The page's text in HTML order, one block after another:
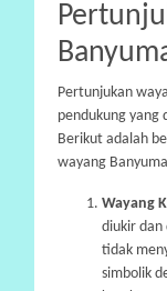
Pertunjukan
pendukung yang
Berikut adalah
wayang
Wayang
diukir dan
tidak
simbolik